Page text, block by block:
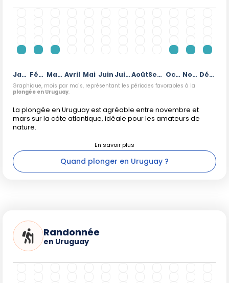
Janvier Février Mars Avril Mai Juin JuilletAoût Septembre Octobre Novembre Décembre
Graphique, mois par mois, représentant les périodes favorables à la
plongée en Uruguay.
La plongée en Uruguay est agréable entre novembre et
mars sur la côte atlantique, idéale pour les amateurs de
nature.
Quand plonger en Uruguay ?
Randonnée
en Uruguay